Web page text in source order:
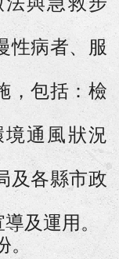
性病者、服
，包括：檢
通風狀況
及各縣市政
及運用。
。